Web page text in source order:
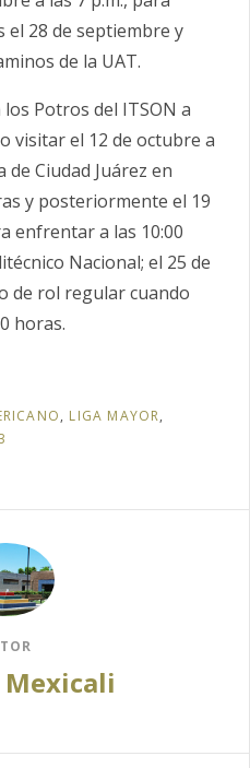
el 28 de septiembre y
de la UAT.
Potros del ITSON a
visitar el 12 de octubre a
Ciudad Juárez en
y posteriormente el 19
enfrentar a las 10:00
Nacional; el 25 de
de rol regular cuando
horas.
, LIGA MAYOR,
Mexicali